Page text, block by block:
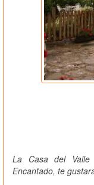
La Casa del
Encantado, te